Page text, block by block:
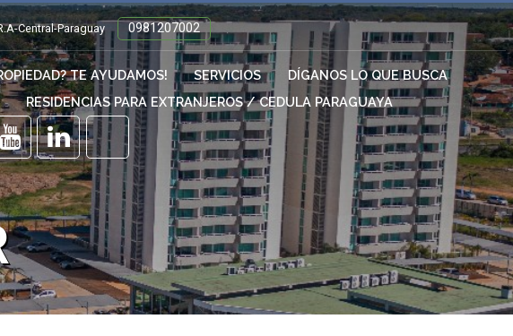
Central-Paraguay 0981207002
TE AYUDAMOS! SERVICIOS
DÍGANOS LO QUE BUSCA
RESIDENCIAS PARA EXTRANJEROS / CEDULA PARAGUAYA